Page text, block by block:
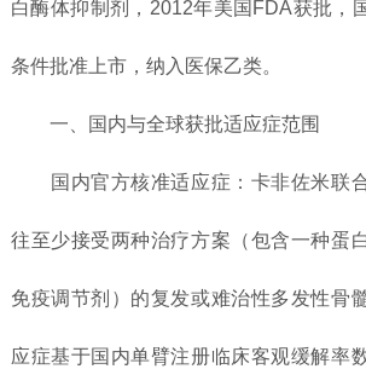
白酶体抑制剂，2012年美国FDA获批，
条件批准上市，纳入医保乙类。
一、国内与全球获批适应症范围
国内官方核准适应症：卡非佐米联
往至少接受两种治疗方案（包含一种蛋
免疫调节剂）的复发或难治性多发性骨
应症基于国内单臂注册临床客观缓解率